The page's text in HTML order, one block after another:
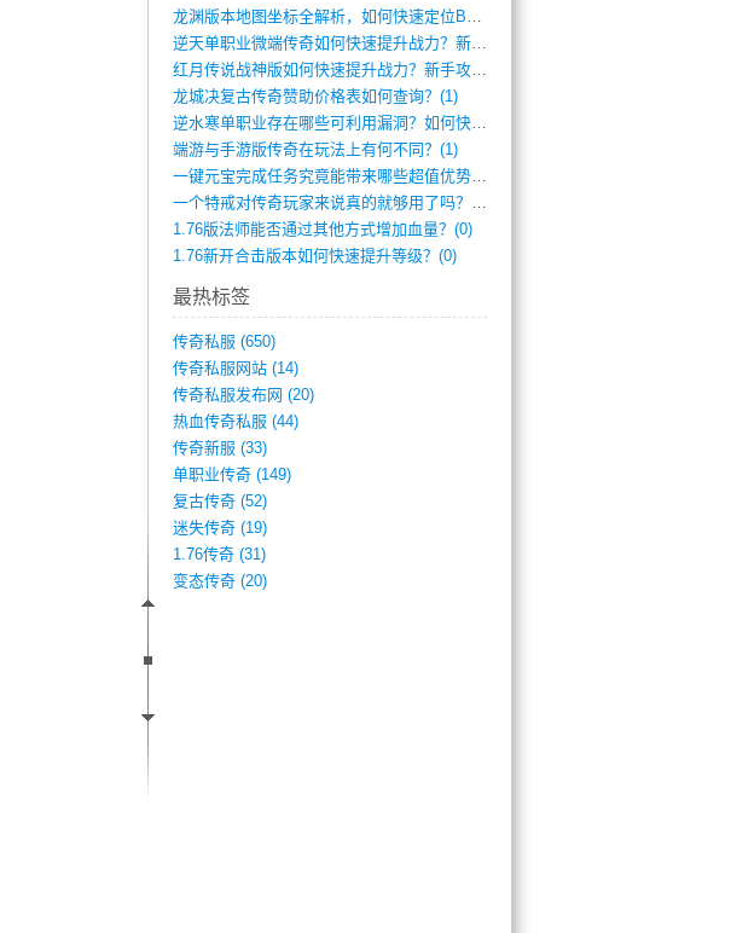
龙渊版本地图坐标全解析，如何快速定位BO(3)
逆天单职业微端传奇如何快速提升战力？新手(2)
红月传说战神版如何快速提升战力？新手攻略(2)
龙城决复古传奇赞助价格表如何查询？(1)
逆水寒单职业存在哪些可利用漏洞？如何快速(1)
端游与手游版传奇在玩法上有何不同？(1)
一键元宝完成任务究竟能带来哪些超值优势？(0)
一个特戒对传奇玩家来说真的就够用了吗？(0)
1.76版法师能否通过其他方式增加血量？(0)
1.76新开合击版本如何快速提升等级？(0)
最热标签
传奇私服 (650)
传奇私服网站 (14)
传奇私服发布网 (20)
热血传奇私服 (44)
传奇新服 (33)
单职业传奇 (149)
复古传奇 (52)
迷失传奇 (19)
1.76传奇 (31)
变态传奇 (20)